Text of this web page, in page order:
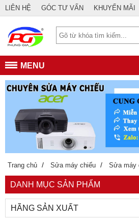
LIÊN HỆ GÓC TƯ VẤN KHUYẾN MÃI
MENU
Trang chủ / Sửa máy chiếu / Sửa máy
DANH MỤC SẢN PHẨM
HÃNG SẢN XUẤT